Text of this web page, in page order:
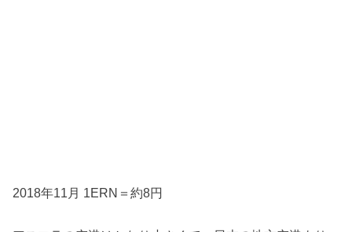
2018年11月 1ERN＝約8円